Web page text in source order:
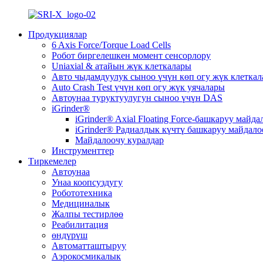
Продукциялар
6 Axis Force/Torque Load Cells
Робот биргелешкен момент сенсорлору
Uniaxial & атайын жүк клеткалары
Авто чыдамдуулук сыноо үчүн көп огу жүк
Auto Crash Test үчүн көп огу жүк уячалары
Автоунаа туруктуулугун сыноо үчүн DAS
iGrinder®
iGrinder® Axial Floating Force-башкаруу
iGrinder® Радиалдык күчтү башкаруу
Майдалоочу куралдар
Инструменттер
Тиркемелер
Автоунаа
Унаа коопсуздугу
Робототехника
Медициналык
Жалпы тестирлөө
Реабилитация
өндүрүш
Автоматташтыруу
Аэрокосмикалык